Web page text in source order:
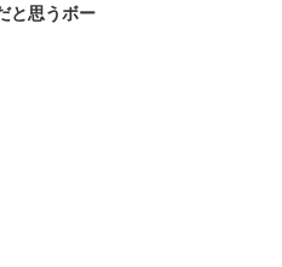
と思うボー